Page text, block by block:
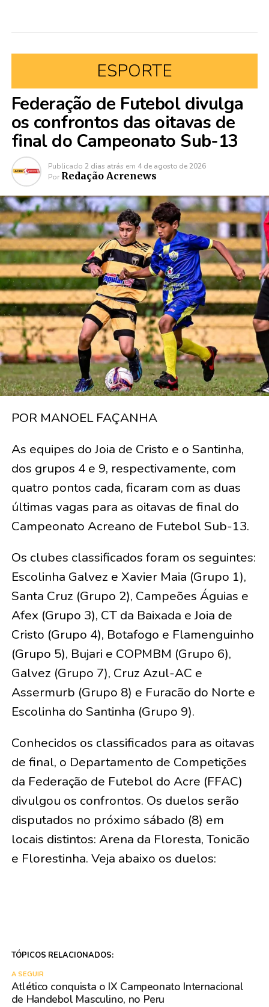
ESPORTE
Federação de Futebol divulga
os confrontos das oitavas de
final do Campeonato Sub-13
Publicado 2 dias atrás em 4 de agosto de 2026
Por Redação Acrenews
POR MANOEL FAÇANHA
As equipes do Joia de Cristo e o Santinha,
dos grupos 4 e 9, respectivamente, com
quatro pontos cada, ficaram com as duas
últimas vagas para as oitavas de final do
Campeonato Acreano de Futebol Sub-13.
Os clubes classificados foram os seguintes:
Escolinha Galvez e Xavier Maia (Grupo 1),
Santa Cruz (Grupo 2), Campeões Águias e
Afex (Grupo 3), CT da Baixada e Joia de
Cristo (Grupo 4), Botafogo e Flamenguinho
(Grupo 5), Bujari e COPMBM (Grupo 6),
Galvez (Grupo 7), Cruz Azul-AC e
Assermurb (Grupo 8) e Furacão do Norte e
Escolinha do Santinha (Grupo 9).
Conhecidos os classificados para as oitavas
de final, o Departamento de Competições
da Federação de Futebol do Acre (FFAC)
divulgou os confrontos. Os duelos serão
disputados no próximo sábado (8) em
locais distintos: Arena da Floresta, Tonicão
e Florestinha. Veja abaixo os duelos:
TÓPICOS RELACIONADOS:
A SEGUIR
Atlético conquista o IX Campeonato Internacional
de Handebol Masculino, no Peru